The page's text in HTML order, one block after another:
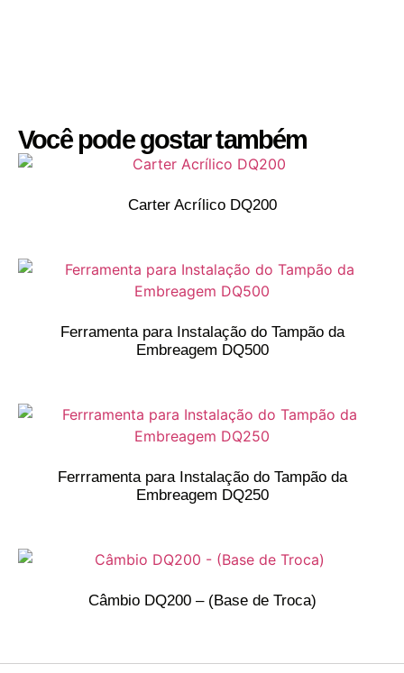
Você pode gostar também
Carter Acrílico DQ200
Ferramenta para Instalação do Tampão da
Embreagem DQ500
Ferrramenta para Instalação do Tampão da
Embreagem DQ250
Câmbio DQ200 – (Base de Troca)